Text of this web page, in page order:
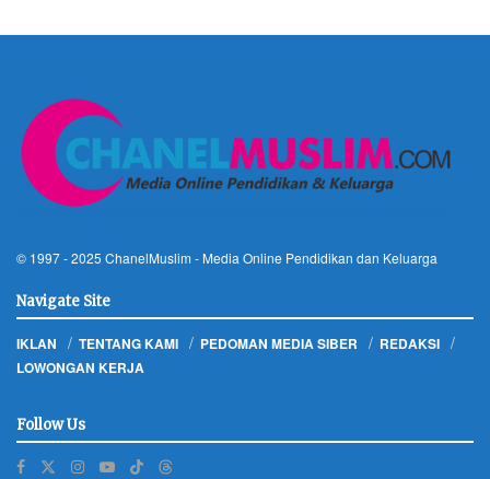
© 1997 - 2025 ChanelMuslim - Media Online Pendidikan dan Keluarga
Navigate Site
IKLAN TENTANG KAMI PEDOMAN MEDIA SIBER
REDAKSI
LOWONGAN KERJA
Follow Us